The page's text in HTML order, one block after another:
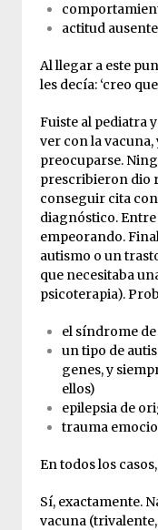
actitud
Al llegar a este
les decía: ‘creo
Fuiste al pediatra
ver con la vacuna,
preocuparse.
prescribieron dio
conseguir cita
diagnóstico.
empeorando.
autismo o un
que necesitaba
psicoterapia).
el síndrome
un tipo de
genes, y
ellos)
epilepsia de
trauma
En todos los
Sí, exactamente.
vacuna